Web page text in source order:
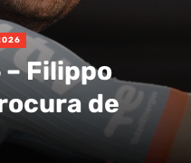
– Filippo
de